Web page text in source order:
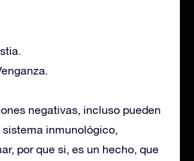
negativas, incluso pueden
inmunológico,
por que si, es un hecho, que